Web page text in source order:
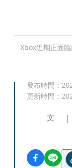
Xbox近期正面
發布時間：
更新時間：
文